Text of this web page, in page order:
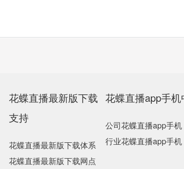
花蝶直播最新版下载
支持
花蝶直播最新版下载体系
花蝶直播最新版下载网点
花蝶直播app手机
公司花蝶直播app手机
行业花蝶直播app手机